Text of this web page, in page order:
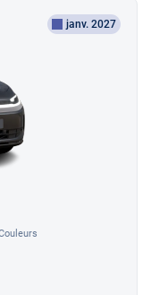
janv. 2027